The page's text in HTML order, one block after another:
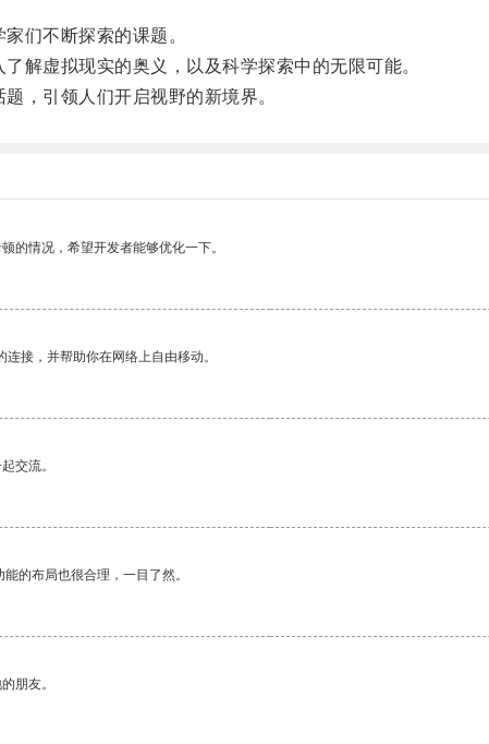
们不断探索的课题。
虚拟现实的奥义，以及科学探索中的无限可能。
引领人们开启视野的新境界。
的情况，希望开发者能够优化一下。
接，并帮助你在网络上自由移动。
交流。
的布局也很合理，一目了然。
朋友。